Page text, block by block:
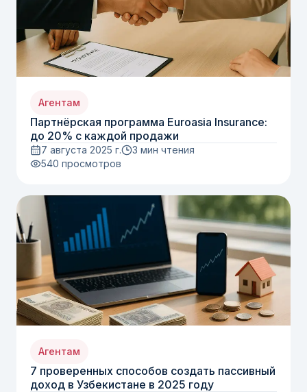
Агентам
Партнёрская программа Euroasia Insurance:
до 20% с каждой продажи
7 августа 2025 г.
3 мин чтения
540 просмотров
Агентам
7 проверенных способов создать пассивный
доход в Узбекистане в 2025 году